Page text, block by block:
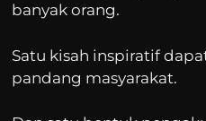
banyak orang.
Satu kisah inspiratif
pandang masyarakat.